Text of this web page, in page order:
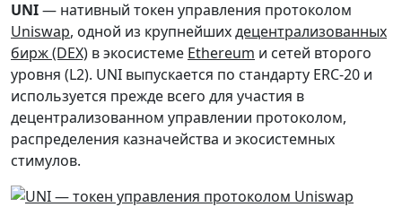
UNI— нативный токен управления протоколом
Uniswap, одной из крупнейшихдецентрализованных
бирж (DEX) в экосистеме Ethereum и сетей второго
уровня (L2). UNI выпускается по стандарту ERC-20 и
используется прежде всего для участия в
децентрализованном управлении протоколом,
распределения казначейства и экосистемных
стимулов.